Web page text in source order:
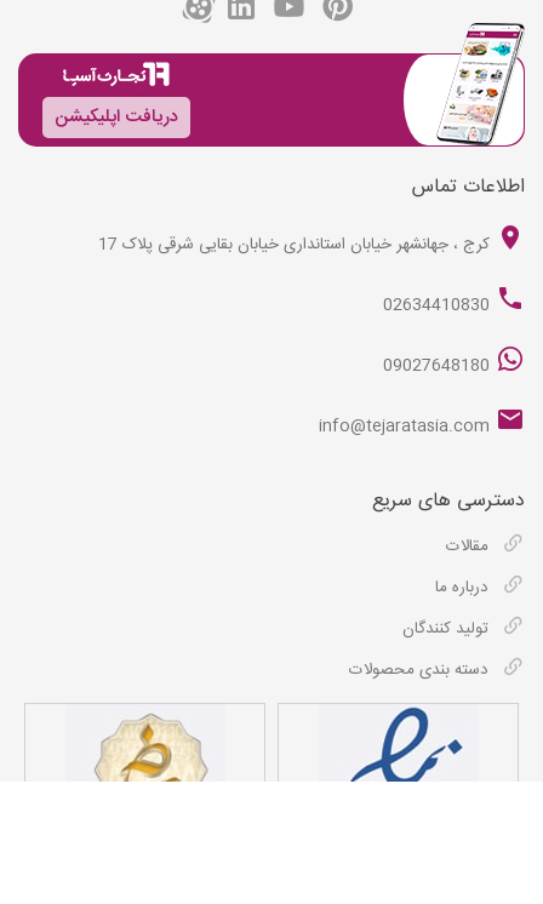
دریافت اپلیکیشن
اطلاعات تماس
کرج ، جهانشهر خیابان استانداری خیابان بقایی شرقی پلاک 17
02634410830
09027648180
info@tejaratasia.com
دسترسی های سریع
مقالات
درباره ما
تولید کنندگان
دسته بندی محصولات